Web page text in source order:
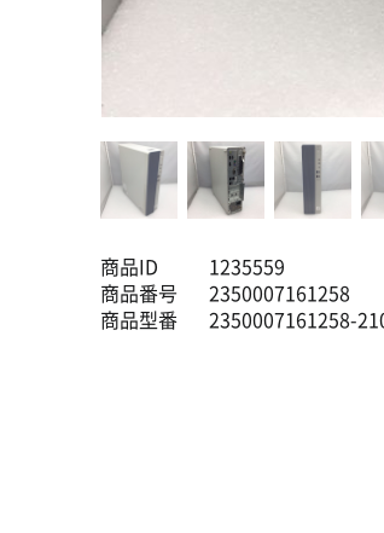
商品ID
1235559
商品番号
2350007161258
商品型番
2350007161258-